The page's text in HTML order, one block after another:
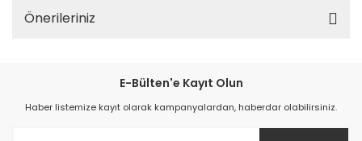
Önerileriniz
E-Bülten'e Kayıt Olun
Haber listemize kayıt olarak kampanyalardan, haberdar olabilirsiniz.